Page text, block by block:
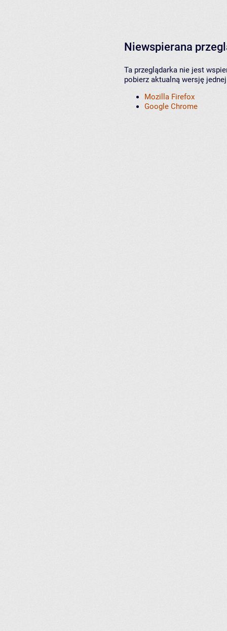
Niewspierana
Ta przeglądarka nie jest
pobierz aktualną wersję
Mozilla Firefox
Google Chrome